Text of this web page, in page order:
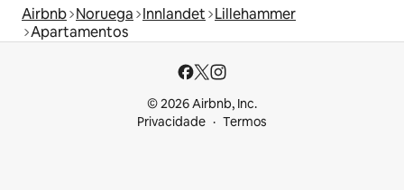
Airbnb Noruega Innlandet Lillehammer
Apartamentos
© 2026 Airbnb, Inc.
Privacidade
Termos